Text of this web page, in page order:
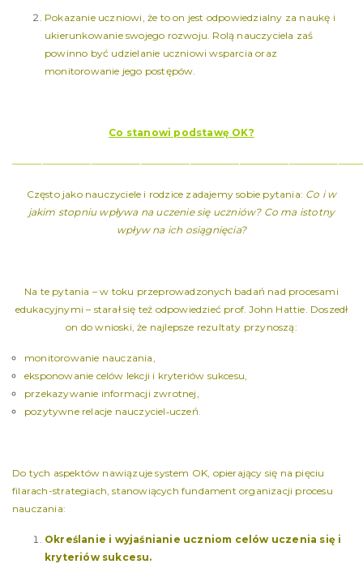
Pokazanie uczniowi, że to on jest odpowiedzialny za naukę i
ukierunkowanie swojego rozwoju. Rolą nauczyciela zaś
powinno być udzielanie uczniowi wsparcia oraz
monitorowanie jego postępów.
Co stanowi podstawę OK?
Często jako nauczyciele i rodzice zadajemy sobie pytania: Co i w
jakim stopniu wpływa na uczenie się uczniów? Co ma istotny
wpływ na ich osiągnięcia?
Na te pytania – w toku przeprowadzonych badań nad procesami
edukacyjnymi – starał się też odpowiedzieć prof. John Hattie. Doszedł
on do wnioski, że najlepsze rezultaty przynoszą:
monitorowanie nauczania,
eksponowanie celów lekcji i kryteriów sukcesu,
przekazywanie informacji zwrotnej,
pozytywne relacje nauczyciel‑uczeń.
Do tych aspektów nawiązuje system OK, opierający się na pięciu
filarach-strategiach, stanowiących fundament organizacji procesu
nauczania:
Określanie i wyjaśnianie uczniom celów uczenia się i
kryteriów sukcesu.